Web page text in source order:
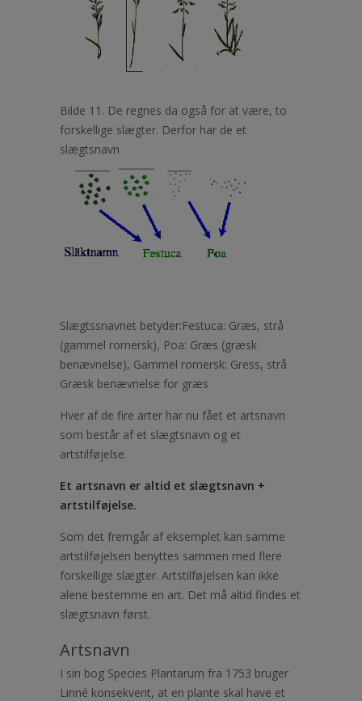
Bilde 11. De regnes da også for at være, to
forskellige slægter. Derfor har de et
slægtsnavn
Slægtssnavnet betyder:Festuca: Græs, strå
(gammel romersk), Poa: Græs (græsk
benævnelse), Gammel romersk: Gress, strå
Græsk benævnelse for græs
Hver af de fire arter har nu fået et artsnavn
som består af et slægtsnavn og et
artstilføjelse.
Et artsnavn er altid et slægtsnavn +
artstilføjelse.
Som det fremgår af eksemplet kan samme
artstilføjelsen benyttes sammen med flere
forskellige slægter. Artstilføjelsen kan ikke
alene bestemme en art. Det må altid findes et
slægtsnavn først.
Artsnavn
I sin bog Species Plantarum fra 1753 bruger
Linné konsekvent, at en plante skal have et